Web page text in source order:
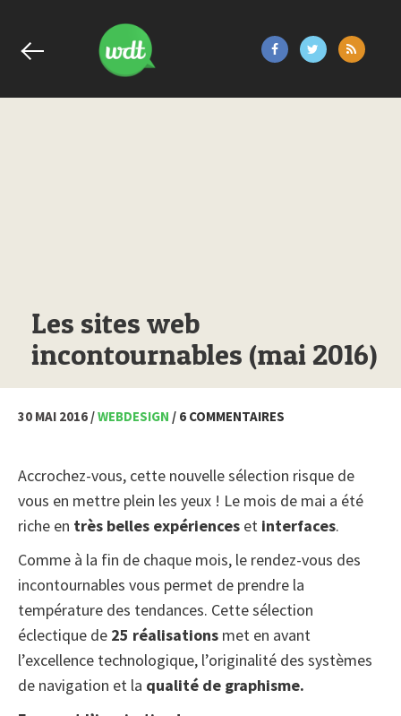
Les sites web
incontournables (mai 2016)
30 MAI 2016 /WEBDESIGN / 6 COMMENTAIRES
Accrochez-vous, cette nouvelle sélection risque de
vous en mettre plein les yeux ! Le mois de mai a été
riche en très belles expériences et interfaces.
Comme à la fin de chaque mois, le rendez-vous des
incontournables vous permet de prendre la
température des tendances. Cette sélection
éclectique de 25 réalisations met en avant
l’excellence technologique, l’originalité des systèmes
de navigation et la qualité de graphisme.